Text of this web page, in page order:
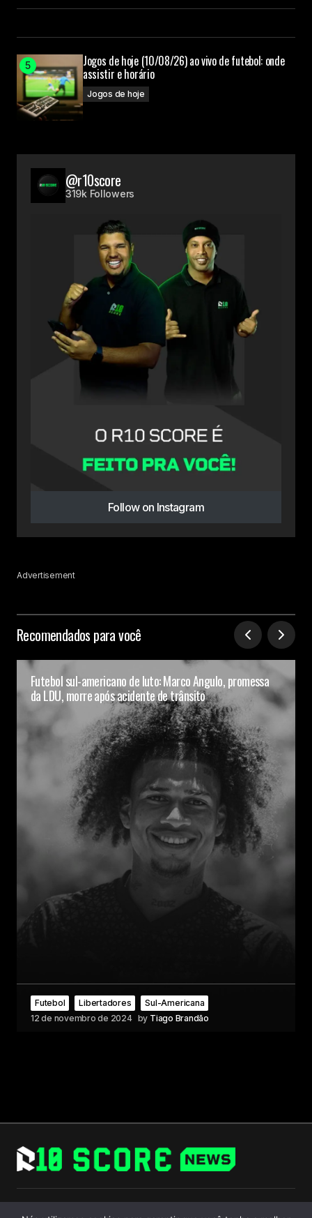
Jogos de hoje (10/08/26) ao vivo de futebol: onde
assistir e horário
Jogos de hoje
@r10score
319k Followers
Follow on Instagram
Advertisement
Recomendados para você
Futebol sul-americano de luto: Marco Angulo, promessa
da LDU, morre após acidente de trânsito
Futebol Libertadores
Sul-Americana
12 de novembro de 2024 by Tiago Brandão
Follow Us